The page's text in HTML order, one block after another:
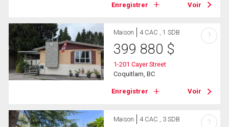
Enregistrer Voir
Maison 4 CAC , 1 SDB
399 880 $
1-201 Cayer Street
Coquitlam, BC
Enregistrer Voir
?
Maison 4 CAC , 3 SDB ?